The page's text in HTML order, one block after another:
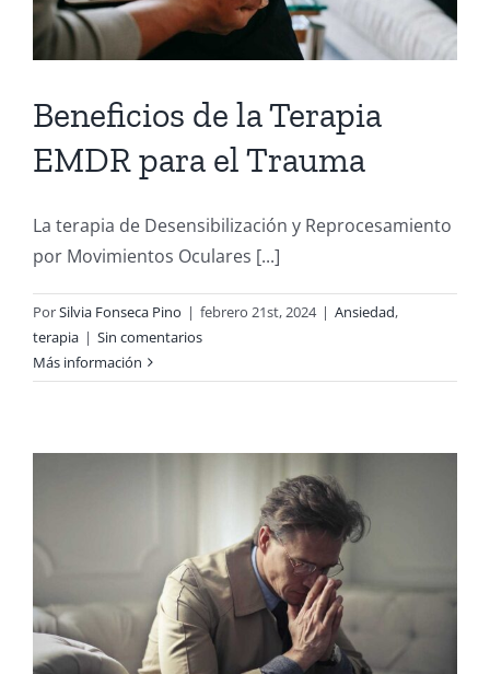
Beneficios de la Terapia
EMDR para el Trauma
La terapia de Desensibilización y Reprocesamiento
por Movimientos Oculares [...]
PorSilvia Fonseca Pino | febrero 21st, 2024 | Ansiedad,
terapia | Sin comentarios
Más información